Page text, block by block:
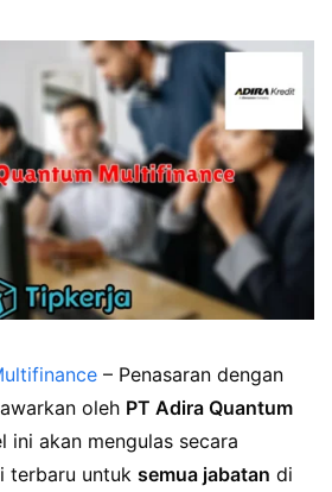
– Penasaran dengan
oleh PT Adira Quantum
ini akan mengulas secara
terbaru untuk semua jabatan di